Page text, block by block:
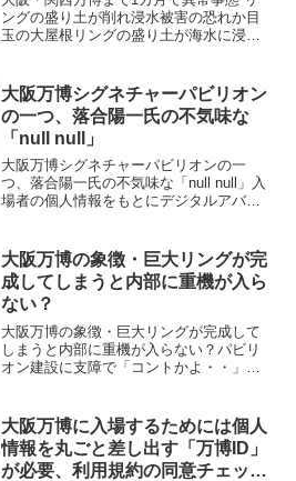
ングの盛り土が削れ浸水被害の恐れか目
玉の大屋根リングの盛り土が海水に浸食
り役である大阪府の吉村知事は13日の会
見で、開幕1カ...
大阪万博シグネチャーパビリオン
の一つ、落合陽一氏の不気味な
「null null」
大阪万博シグネチャーパビリオンの一
つ、落合陽一氏の不気味な「null null」入
場者の個人情報をもとにデジタルアバタ
す。 動画50分頃に落合陽一氏のパビリ
オン「null...
大阪万博の象徴・巨大リングが完
成してしまうと内部に重機が入ら
ない？
大阪万博の象徴・巨大リングが完成して
しまうと内部に重機が入らない？パビリ
オン建設に支障で「コントかよ・・」〜
レ」の次は、巨大リングができると重機
が入らない。 どん...
大阪万博に入場するためには個人
情報を丸ごと差し出す「万博ID」
が必要、利用規約の同意チェック